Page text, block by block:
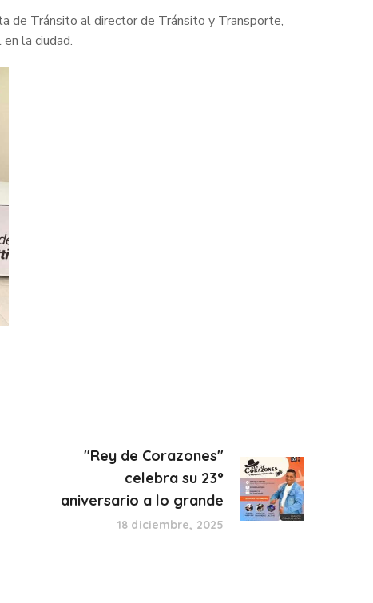
de Tránsito al director de Tránsito y Transporte,
la ciudad.
"Rey de Corazones"
celebra su 23°
aniversario a lo grande
18 diciembre, 2025